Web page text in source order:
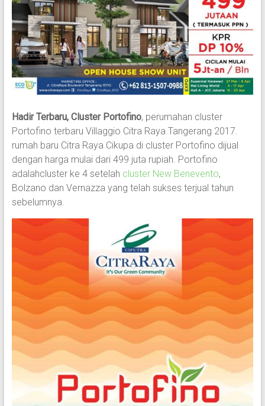
Hadir Terbaru, Cluster Portofino, perumahan cluster
Portofino terbaru Villaggio Citra Raya Tangerang 2017.
rumah baru Citra Raya Cikupa di cluster Portofino dijual
dengan harga mulai dari 499 juta rupiah. Portofino
adalahcluster ke 4 setelah cluster New Benevento,
Bolzano dan Vernazza yang telah sukses terjual tahun
sebelumnya.